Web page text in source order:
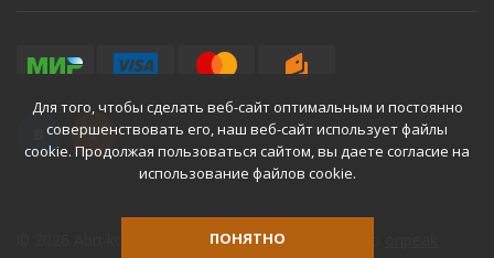
Для того, чтобы сделать веб-сайт оптимальным и постоянно
совершенствовать его, наш веб-сайт использует файлы
cookie. Продолжая пользоваться сайтом, вы даете согласие на
использование файлов cookie.
ПОНЯТНОРазработано